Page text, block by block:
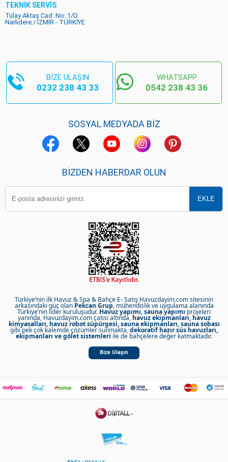
TEKNİK SERVİS
Tülay Aktaş Cad. No: 1/D
Narlıdere / İZMİR - TÜRKİYE
BİZE ULAŞIN
0232 238 43 33
WHATSAPP
0542 238 43 36
SOSYAL MEDYADA BİZ
BIZDEN HABERDAR OLUN
Türkiye’nin ilk Havuz & Spa & Bahçe E- Satış Havuzdayim.com sitesinin
arkasındaki güç olan Pekcan Grup, mühendislik ve uygulama alanında
Türkiye’nin lider kuruluşudur. Havuz yapımı, sauna yapımı projeleri
yanında, Havuzdayim.com çatısı altında, havuz ekipmanları, havuz
kimyasalları, havuz robot süpürgesi, sauna ekipmanları, sauna sobası
gibi pek çok kalemde çözümler sunmakta,dekoratif hazır süs havuzları,
ekipmanları ve gölet sistemleri ile de bahçelere değer katmaktadır.
Bize Ulaşın